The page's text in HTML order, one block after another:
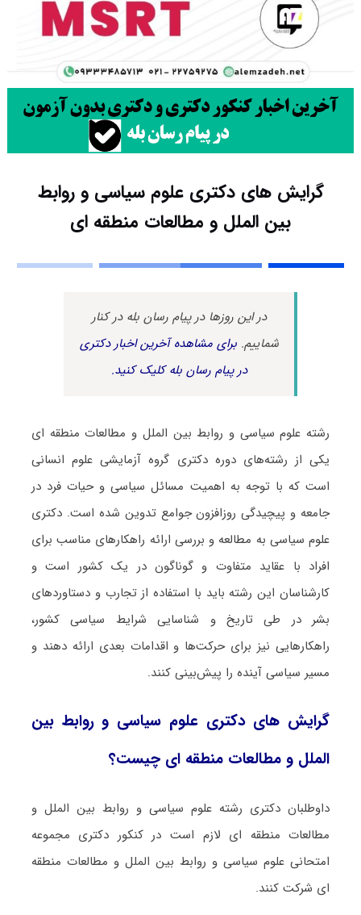
گرایش های دکتری ﻋﻠﻮم ﺳﻴﺎسی و رواﺑﻂ
بین اﻟﻤﻠﻞ و مطالعات منطقه ای
در این روزها در پیام رسان بله در کنار
شماییم.برای مشاهده آخرین اخبار دکتری
در پیام رسان بله کلیک کنید.
رشته ﻋﻠﻮم ﺳﻴﺎسی و رواﺑﻂ بین اﻟﻤﻠﻞ و مطالعات منطقه ای
یکی از رشته‌های دوره دکتری گروه آزمایشی علوم انسانی
است که با توجه به اهمیت مسائل سیاسی و حیات فرد در
جامعه و پیچیدگی روزافزون جوامع تدوین شده است. دکتری
علوم سیاسی به مطالعه و بررسی ارائه راهکارهای مناسب برای
افراد با عقاید متفاوت و گوناگون در یک کشور است و
کارشناسان این رشته باید با استفاده از تجارب و دستاوردهای
بشر در طی تاریخ و شناسایی شرایط سیاسی کشور،
راهکارهایی نیز برای حرکت‌ها و اقدامات بعدی ارائه دهند و
مسیر سیاسی آینده را پیش‌بینی کنند.
گرایش های دکتری ﻋﻠﻮم ﺳﻴﺎسی و رواﺑﻂ بین
اﻟﻤﻠﻞ و مطالعات منطقه ای چیست؟
داوطلبان دکتری رشته ﻋﻠﻮم ﺳﻴﺎسی و رواﺑﻂ بین اﻟﻤﻠﻞ و
مطالعات منطقه ای لازم است در کنکور دکتری مجموعه
امتحانی ﻋﻠﻮم ﺳﻴﺎسی و رواﺑﻂ بین اﻟﻤﻠﻞ و مطالعات منطقه
ای شرکت کنند.